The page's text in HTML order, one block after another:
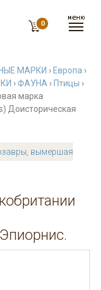
0
МАРКИ › Европа ›
›ФАУНА › Птицы ›
марка
Доисторическая
вымершая